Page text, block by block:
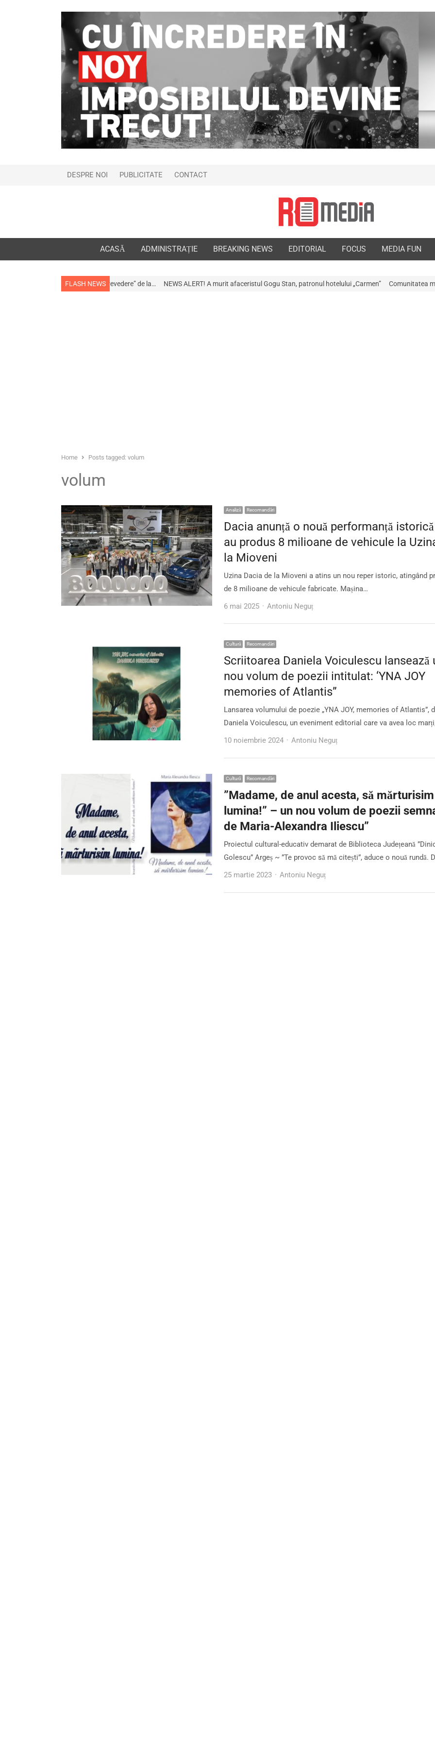
DESPRE NOI PUBLICITATE CONTACT
ACASĂ ADMINISTRAȚIE BREAKING NEWS EDITORIAL FOCUS MEDIA FUN
FLASH NEWS
la apropiații „la revedere” de la… NEWS ALERT! A murit afaceristul Gogu Stan, patronul hotelului „Carmen” Comunitatea medicală a
Home Posts tagged: volum
volum
Analiză Recomandări
Dacia anunță o nouă performanță
au produs 8 milioane de vehicule la
la Mioveni
Uzina Dacia de la Mioveni a atins un nou reper istoric, atingând
de 8 milioane de vehicule fabricate. Mașina…
6 mai 2025
Author
Antoniu Neguț
Cultură Recomandări
Scriitoarea Daniela Voiculescu lansează
nou volum de poezii intitulat: ‘YNA JOY
memories of Atlantis”
Lansarea volumului de poezie „YNA JOY, memories of Atlantis”,
Daniela Voiculescu, un eveniment editorial care va avea loc
10 noiembrie 2024
Author
Antoniu Neguț
Cultură Recomandări
”Madame, de anul acesta, să mărturisim
lumina!” – un nou volum de poezii
de Maria-Alexandra Iliescu”
Proiectul cultural-educativ demarat de Biblioteca Județeană
Golescu” Argeș ~ ”Te provoc să mă citești”, aduce o nouă rundă.
25 martie 2023
Author
Antoniu Neguț